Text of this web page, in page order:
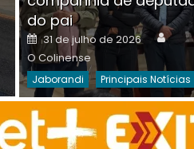
on
30 de julho de 2026 O
Destaques Da Semana
do pai
Posted
on
31 de julho de 2026
O Colinense
Jaborandi Principais Notícias